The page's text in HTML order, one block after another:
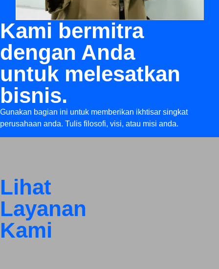
Kami bermitra
dengan Anda
untuk melesatkan
bisnis.
Gunakan bagian ini untuk memberikan ikhtisar singkat
perusahaan anda. Tulis filosofi, visi, atau misi anda.
Lihat
Layanan
Kami